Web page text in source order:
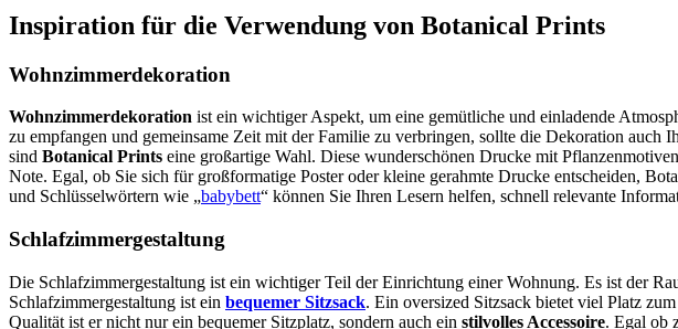
Inspiration für die Verwendung von Botanical Prints
Wohnzimmerdekoration
Wohnzimmerdekoration ist ein wichtiger Aspekt, um eine gemütliche und einladende
zu empfangen und gemeinsame Zeit mit der Familie zu verbringen, sollte die Dekoration
sind Botanical Prints eine großartige Wahl. Diese wunderschönen Drucke mit
Note. Egal, ob Sie sich für großformatige Poster oder kleine gerahmte Drucke entscheiden,
und Schlüsselwörtern wie „babybett“ können Sie Ihren Lesern helfen, schnell relevante
Schlafzimmergestaltung
Die Schlafzimmergestaltung ist ein wichtiger Teil der Einrichtung einer Wohnung. Es ist der
Schlafzimmergestaltung ist ein bequemer Sitzsack. Ein oversized Sitzsack bietet viel Platz
Qualität ist er nicht nur ein bequemer Sitzplatz, sondern auch ein stilvolles Accessoire. Egal ob